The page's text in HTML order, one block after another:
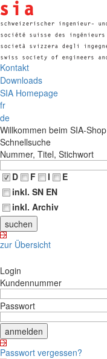
Kontakt
Downloads
SIA Homepage
fr
de
Willkommen beim SIA-Shop
Schnellsuche
Nummer, Titel, Stichwort
D
F I
E
inkl. SN EN
inkl. Archiv
zur Übersicht
Login
Kundennummer
Passwort
Passwort vergessen?